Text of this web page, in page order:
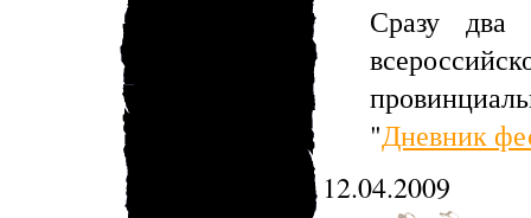
Сразу два
"Дневник
12.04.2009